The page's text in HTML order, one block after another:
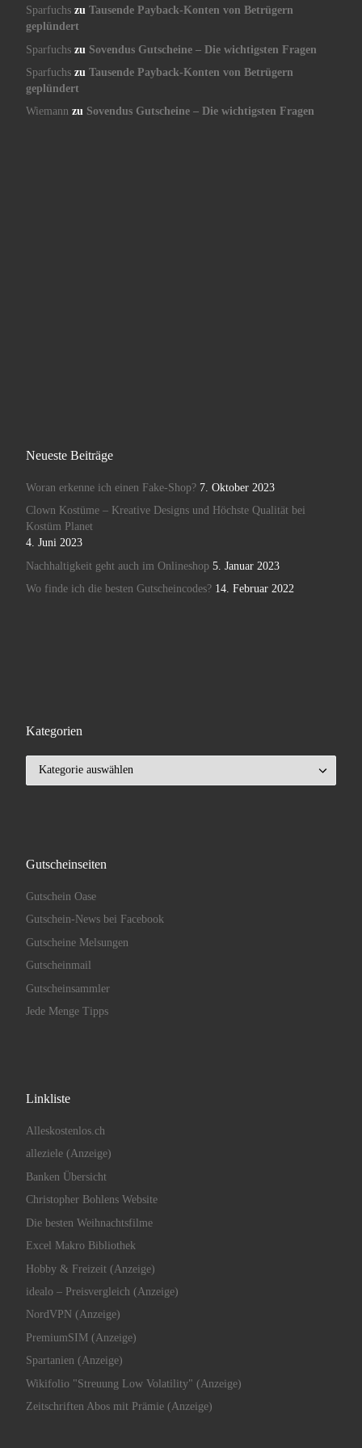
Sparfuchszu Tausende Payback-Konten von Betrügern
geplündert
Sparfuchszu Sovendus Gutscheine – Die wichtigsten Fragen
Sparfuchszu Tausende Payback-Konten von Betrügern
geplündert
Wiemann zu Sovendus Gutscheine – Die wichtigsten Fragen
Neueste Beiträge
Woran erkenne ich einen Fake-Shop? 7. Oktober 2023
Clown Kostüme – Kreative Designs und Höchste Qualität bei
Kostüm Planet
4. Juni 2023
Nachhaltigkeit geht auch im Onlineshop 5. Januar 2023
Wo finde ich die besten Gutscheincodes? 14. Februar 2022
Kategorien
Gutscheinseiten
Gutschein Oase
Gutschein-News bei Facebook
Gutscheine Melsungen
Gutscheinmail
Gutscheinsammler
Jede Menge Tipps
Linkliste
Alleskostenlos.ch
alleziele (Anzeige)
Banken Übersicht
Christopher Bohlens Website
Die besten Weihnachtsfilme
Excel Makro Bibliothek
Hobby & Freizeit (Anzeige)
idealo – Preisvergleich (Anzeige)
NordVPN (Anzeige)
PremiumSIM (Anzeige)
Spartanien (Anzeige)
Wikifolio "Streuung Low Volatility" (Anzeige)
Zeitschriften Abos mit Prämie (Anzeige)